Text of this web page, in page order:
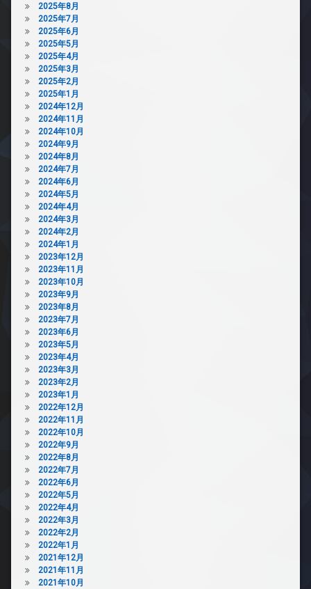
2025年8月
2025年7月
2025年6月
2025年5月
2025年4月
2025年3月
2025年2月
2025年1月
2024年12月
2024年11月
2024年10月
2024年9月
2024年8月
2024年7月
2024年6月
2024年5月
2024年4月
2024年3月
2024年2月
2024年1月
2023年12月
2023年11月
2023年10月
2023年9月
2023年8月
2023年7月
2023年6月
2023年5月
2023年4月
2023年3月
2023年2月
2023年1月
2022年12月
2022年11月
2022年10月
2022年9月
2022年8月
2022年7月
2022年6月
2022年5月
2022年4月
2022年3月
2022年2月
2022年1月
2021年12月
2021年11月
2021年10月